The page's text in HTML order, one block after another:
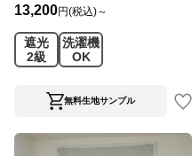
13,200円(税込)～
遮光
2級
洗濯機
OK
無料生地サンプル